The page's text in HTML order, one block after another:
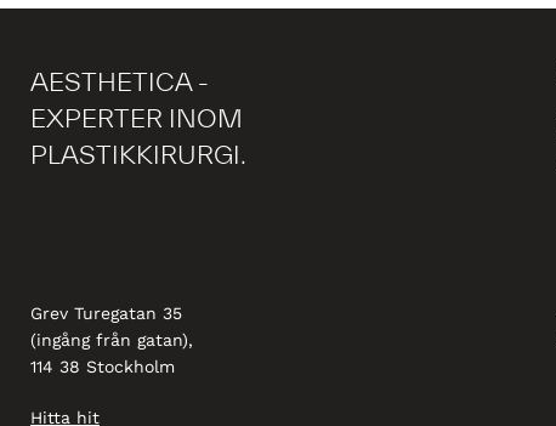
AESTHETICA -
EXPERTER INOM
PLASTIKKIRURGI.
Grev Turegatan 35
(ingång från gatan),
114 38 Stockholm
Hitta hit